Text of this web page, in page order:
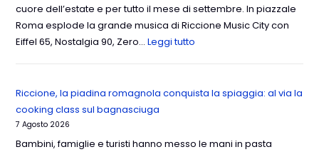
cuore dell’estate e per tutto il mese di settembre. In piazzale
Roma esplode la grande musica di Riccione Music City con
Eiffel 65, Nostalgia 90, Zero…Leggi tutto
Riccione, la piadina romagnola conquista la spiaggia: al via la
cooking class sul bagnasciuga
7 Agosto 2026
Bambini, famiglie e turisti hanno messo le mani in pasta